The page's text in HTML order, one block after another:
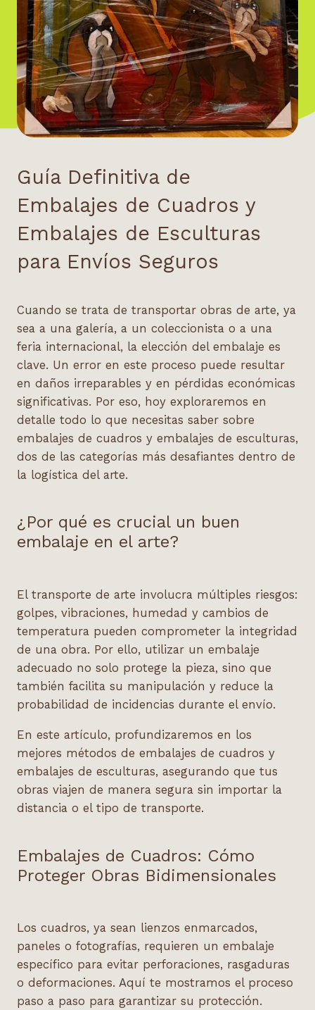
Guía Definitiva de
Embalajes de Cuadros y
Embalajes de Esculturas
para Envíos Seguros
Cuando se trata de transportar obras de arte, ya
sea a una galería, a un coleccionista o a una
feria internacional, la elección del embalaje es
clave. Un error en este proceso puede resultar
en daños irreparables y en pérdidas económicas
significativas. Por eso, hoy exploraremos en
detalle todo lo que necesitas saber sobre
embalajes de cuadros y embalajes de esculturas,
dos de las categorías más desafiantes dentro de
la logística del arte.
¿Por qué es crucial un buen
embalaje en el arte?
El transporte de arte involucra múltiples riesgos:
golpes, vibraciones, humedad y cambios de
temperatura pueden comprometer la integridad
de una obra. Por ello, utilizar un embalaje
adecuado no solo protege la pieza, sino que
también facilita su manipulación y reduce la
probabilidad de incidencias durante el envío.
En este artículo, profundizaremos en los
mejores métodos de embalajes de cuadros y
embalajes de esculturas, asegurando que tus
obras viajen de manera segura sin importar la
distancia o el tipo de transporte.
Embalajes de Cuadros: Cómo
Proteger Obras Bidimensionales
Los cuadros, ya sean lienzos enmarcados,
paneles o fotografías, requieren un embalaje
específico para evitar perforaciones, rasgaduras
o deformaciones. Aquí te mostramos el proceso
paso a paso para garantizar su protección.